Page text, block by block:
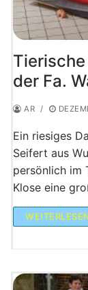
der Fa.
AR /
Ein riesiges
Seifert aus
persönlich im
Klose eine